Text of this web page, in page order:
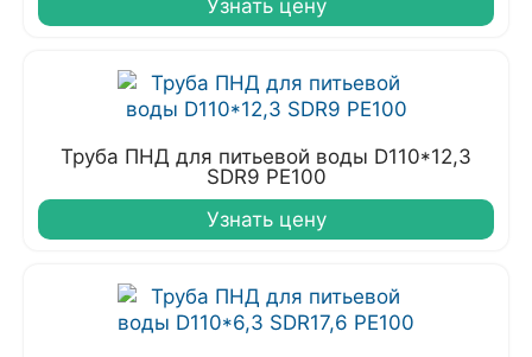
Узнать цену
Труба ПНД для питьевой воды D110*12,3
SDR9 PE100
Узнать цену